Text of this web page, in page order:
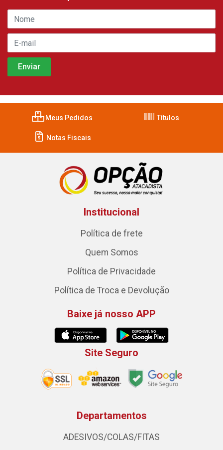
Meus Pedidos Títulos
Notas Fiscais
Institucional
Política de frete
Quem Somos
Política de Privacidade
Política de Troca e Devolução
Baixe já nosso APP
Site Seguro
Departamentos
ADESIVOS/COLAS/FITAS